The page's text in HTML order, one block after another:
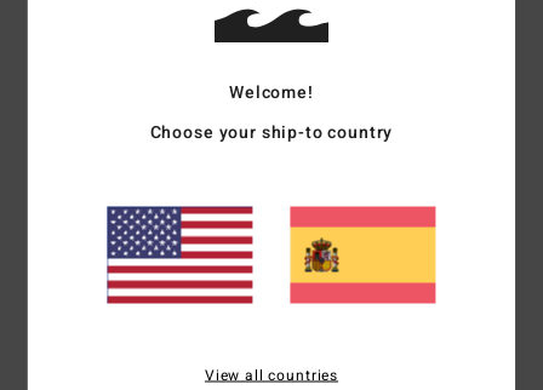
Tipo de forro exterior:AIRLITE II [90% nailon reciclado,
10% elastano reciclado]
extremidades de Graphene Pro
Costuras exteriores:Power Seam
Costuras interiores:cinta de neopreno superelástica
aplicada a máquina
[Tejido principal] 87% poliéster reciclado,
Welcome!
Choose your ship-to country
View all countries